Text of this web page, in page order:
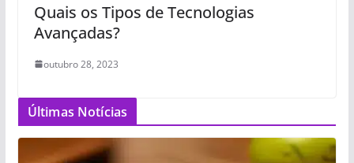
Quais os Tipos de Tecnologias
Avançadas?
outubro 28, 2023
Últimas Notícias